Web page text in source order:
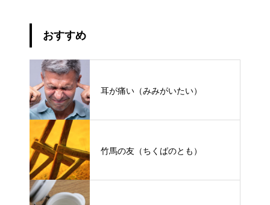
おすすめ
耳が痛い（みみがいたい）
竹馬の友（ちくばのとも）